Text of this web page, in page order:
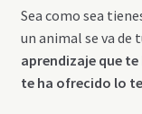
Sea como sea
un animal se va de
aprendizaje que
te ha ofrecido lo